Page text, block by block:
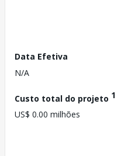
Data Efetiva
N/A
Custo total do projeto 1
US$ 0.00 milhões